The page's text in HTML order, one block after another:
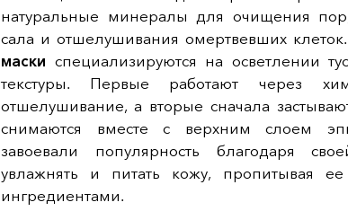
натуральные минералы для очищения
сала и отшелушивания омертвевших клеток.
маски специализируются на осветлении
текстуры. Первые работают через
отшелушивание, а вторые сначала
снимаются вместе с верхним слоем
завоевали популярность благодаря
увлажнять и питать кожу, пропитывая
ингредиентами.